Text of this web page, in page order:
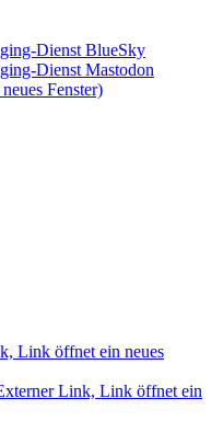
Dienst BlueSky
Dienst Mastodon
Fenster)
Link öffnet ein neues
Link, Link öffnet ein